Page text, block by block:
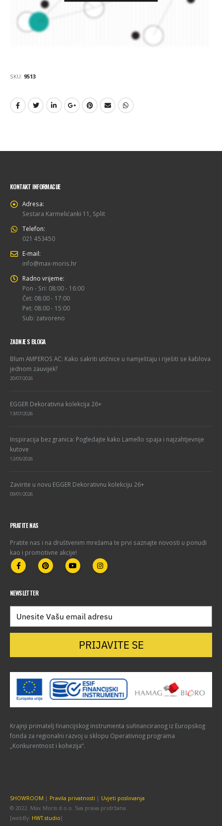
SKU: 9513
KONTAKT INFORMACIJE
Adresa:
Sestara Karmelićanki 11, Split
Telefon:
021 453450
E-mail:
info@max-moris.hr
Radno vrijeme:
Pon - Sri: 08:00 - 16:00
Čet: 08:00 - 17:00
Pet: 08:00 - 15:00
Sub: zatvoreno
ZADNJE S BLOGA
Blum AMPEROS AC: Kako sakriti utičnice u namještaju i riješiti se kablova
jednom zauvijek?
20/07/2026
EGGER Dekorativna kolekcija 26+
13/07/2026
Inspiracija bez granica: Pogledajte kako Lamello spaja i najzahtjevnije
kutove
12/05/2026
Zavirite u novu EGGER Dekorativnu kolekciju 26+
09/01/2026
PRATITE NAS
Pratite nas i na društvenim mrežama te prvi saznajte novosti u ponudi
kao i promotivne akcije!
NEWSLETTER
PRIJAVITE SE
Krajnji primatelj financijskog instrumenta sufinanciranog iz Europskog
fonda za regionalni razvoj u sklopu Operativnog programa
„Konkurentnost i kohezija“.
SHOWROOM | Pravila privatnosti | Uvjeti poslovanja
© 2022. Max Moris d.o.o. Sva prava pridržana.
[webBy: HWT.studio]